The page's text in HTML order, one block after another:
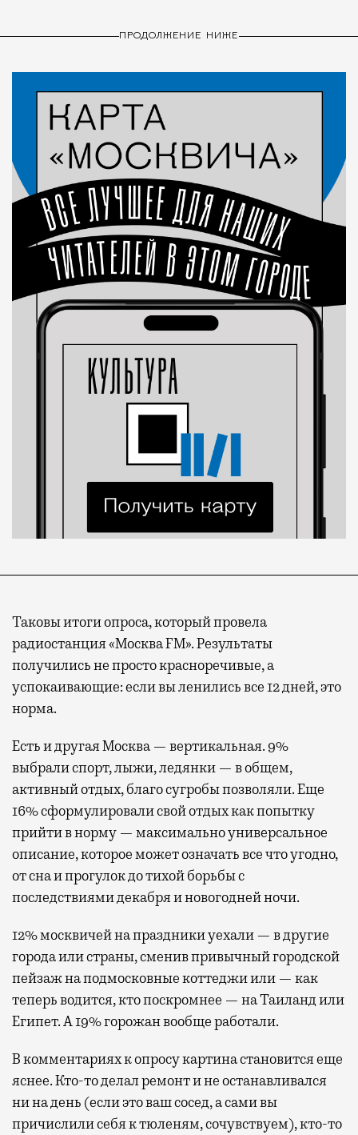
ПРОДОЛЖЕНИЕ НИЖЕ
Таковы итоги опроса, который провела
радиостанция «Москва FM». Результаты
получились не просто красноречивые, а
успокаивающие: если вы ленились все 12 дней, это
норма.
Есть и другая Москва — вертикальная. 9%
выбрали спорт, лыжи, ледянки — в общем,
активный отдых, благо сугробы позволяли. Еще
16% сформулировали свой отдых как попытку
прийти в норму — максимально универсальное
описание, которое может означать все что угодно,
от сна и прогулок до тихой борьбы с
последствиями декабря и новогодней ночи.
12% москвичей на праздники уехали — в другие
города или страны, сменив привычный городской
пейзаж на подмосковные коттеджи или — как
теперь водится, кто поскромнее — на Таиланд или
Египет. А 19% горожан вообще работали.
В комментариях к опросу картина становится еще
яснее. Кто-то делал ремонт и не останавливался
ни на день (если это ваш сосед, а сами вы
причислили себя к тюленям, сочувствуем), кто-то